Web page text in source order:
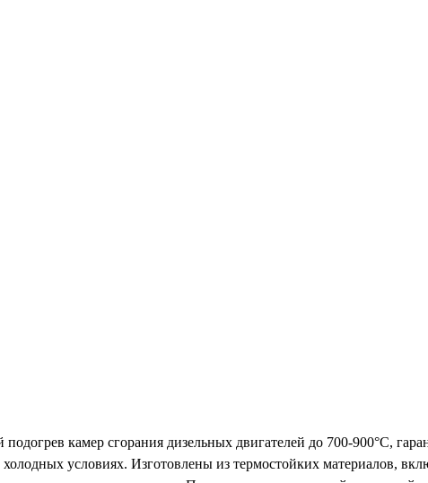
камер сгорания дизельных двигателей до 700-900°С,
условиях. Изготовлены из термостойких материалов,